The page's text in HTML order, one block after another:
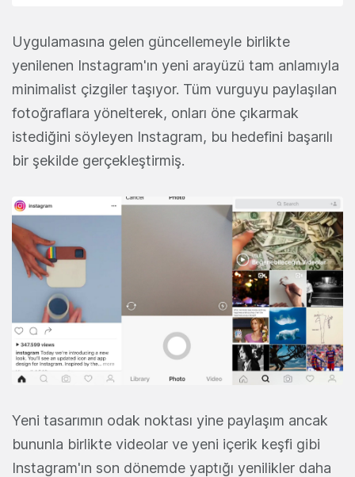
Uygulamasına gelen güncellemeyle birlikte
yenilenen Instagram'ın yeni arayüzü tam anlamıyla
minimalist çizgiler taşıyor. Tüm vurguyu paylaşılan
fotoğraflara yönelterek, onları öne çıkarmak
istediğini söyleyen Instagram, bu hedefini başarılı
bir şekilde gerçekleştirmiş.
Yeni tasarımın odak noktası yine paylaşım ancak
bununla birlikte videolar ve yeni içerik keşfi gibi
Instagram'ın son dönemde yaptığı yenilikler daha